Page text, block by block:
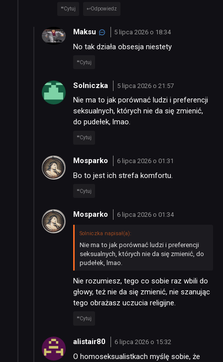
Cytuj Odpowiedz
Maksu 5 lipca 2026 o 18:34
No tak działa obsesja niestety
Cytuj
Solniczka 5 lipca 2026 o 21:57
Nie ma to jak porównać ludzi i preferencji
seksualnych, których nie da się zmienić,
do pudełek, lmao.
Cytuj
Mosparko 6 lipca 2026 o 01:31
Bo to jest ich strefa komfortu.
Cytuj
Mosparko 6 lipca 2026 o 01:34
Solniczka napisał(a):
Nie ma to jak porównać ludzi i preferencji
seksualnych, których nie da się zmienić, do
pudełek, lmao.
Nie rozumiesz, tego co sobie raz wbili do
głowy, też nie da się zmienić, nie szanując
tego obrażasz uczucia religijne.
Cytuj
alistair80 6 lipca 2026 o 15:32
O homoseksualistkach myślę sobie, że